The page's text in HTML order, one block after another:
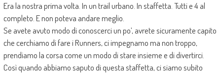
Era la nostra prima volta. In un trail urbano. In staffetta. Tutti e 4 al
completo. E non poteva andare meglio.
Se avete avuto modo di conoscerci un po’, avrete sicuramente capito
che cerchiamo di fare i Runners, ci impegnamo ma non troppo,
prendiamo la corsa come un modo di stare insieme e di divertirci.
Così quando abbiamo saputo di questa staffetta, ci siamo subito